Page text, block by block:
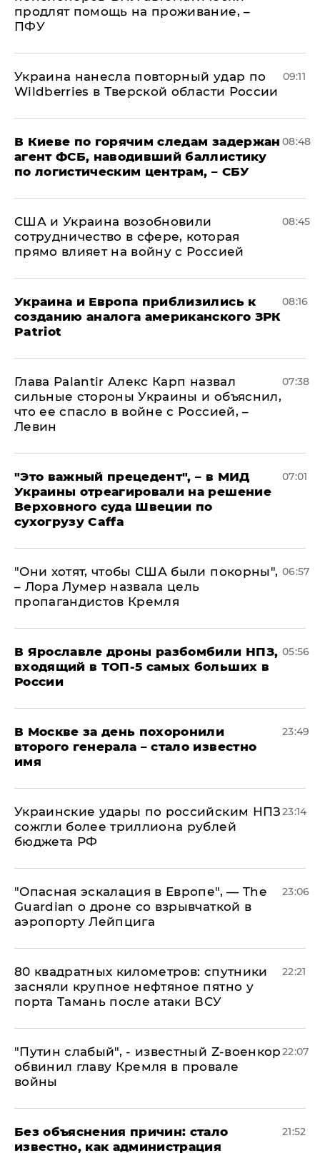
продлят помощь на проживание, –
ПФУ
Украина нанесла повторный удар по
Wildberries в Тверской области России
09:11
В Киеве по горячим следам задержан
агент ФСБ, наводивший баллистику
по логистическим центрам, – СБУ
08:48
США и Украина возобновили
сотрудничество в сфере, которая
прямо влияет на войну с Россией
08:45
Украина и Европа приблизились к
созданию аналога американского ЗРК
Patriot
08:16
Глава Palantir Алекс Карп назвал
сильные стороны Украины и объяснил,
что ее спасло в войне с Россией, –
Левин
07:38
"Это важный прецедент", – в МИД
Украины отреагировали на решение
Верховного суда Швеции по
сухогрузу Caffa
07:01
"Они хотят, чтобы США были покорны",
– Лора Лумер назвала цель
пропагандистов Кремля
06:57
В Ярославле дроны разбомбили НПЗ,
входящий в ТОП-5 самых больших в
России
05:56
В Москве за день похоронили
второго генерала – стало известно
имя
23:49
Украинские удары по российским НПЗ
сожгли более триллиона рублей
бюджета РФ
23:14
"Опасная эскалация в Европе", — The
Guardian о дроне со взрывчаткой в
аэропорту Лейпцига
23:06
80 квадратных километров: спутники
засняли крупное нефтяное пятно у
порта Тамань после атаки ВСУ
22:21
​"Путин слабый", - известный Z-военкор
обвинил главу Кремля в провале
войны
22:07
Без объяснения причин: стало
известно, как администрация
21:52